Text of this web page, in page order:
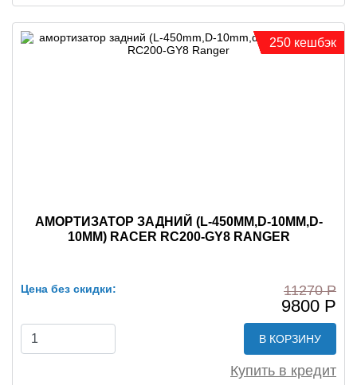
АМОРТИЗАТОР ЗАДНИЙ (L-450MM,D-10MM,D-
10MM) RACER RC200-GY8 RANGER
Цена без скидки: 11270 Р
9800 Р
В КОРЗИНУ
Купить в кредит
250 кешбэк